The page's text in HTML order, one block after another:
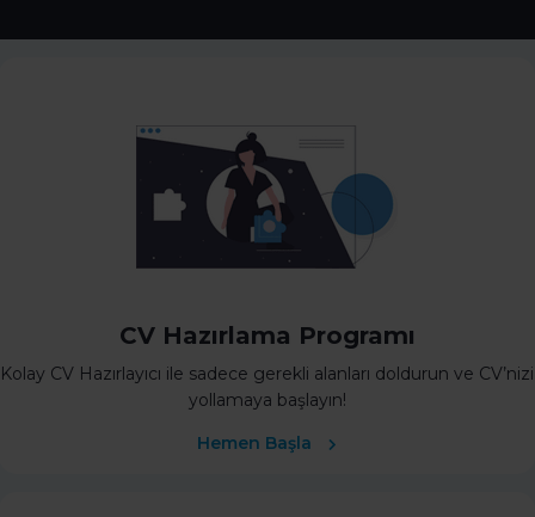
CV Hazırlama Programı
Kolay CV Hazırlayıcı ile sadece gerekli alanları doldurun ve CV’nizi
yollamaya başlayın!
Hemen Başla